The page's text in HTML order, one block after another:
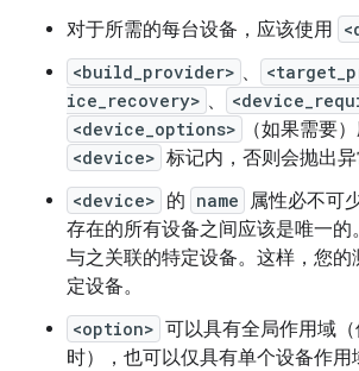
对于所需的每台设备，应该使用
<build_provider> 、
ice_recovery> 、
<device_options> （如果需要
<device> 标记内，否则会抛出异
<device> 的 name 属性必不可
存在的所有设备之间应该是唯一的
与之关联的特定设备。这样，您
定设备。
<option> 可以具有全局作用域
时），也可以仅具有单个设备作用